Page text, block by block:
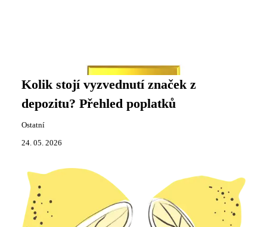
Kolik stojí vyzvednutí značek z
depozitu? Přehled poplatků
Ostatní
24. 05. 2026